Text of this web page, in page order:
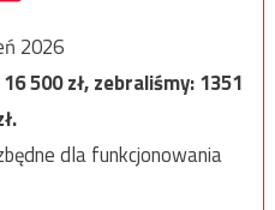
2026
16 500zł, zebraliśmy:1351
dla funkcjonowania